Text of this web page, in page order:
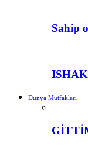
Sahip
Dünya Mutfakları